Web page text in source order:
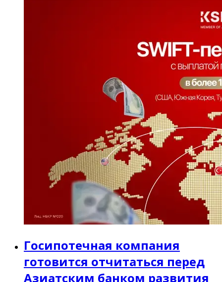
Госипотечная компания
готовится отчитаться перед
Азиатским банком развития